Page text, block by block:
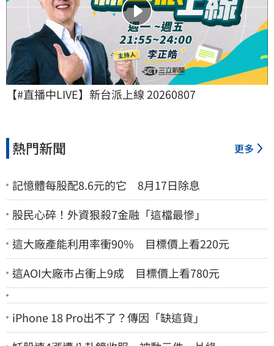
【#直播中LIVE】新台派上線 20260807
熱門新聞 更多
記憶體每股配8.6元的它 8月17日除息
股民心碎！外資狠殺7金融「這檔最慘」
這大廠產能利用率衝90% 目標價上看220元
這AOI大廠市占衝上9成 目標價上看780元
iPhone 18 Pro出不了？傳因「缺這貨」